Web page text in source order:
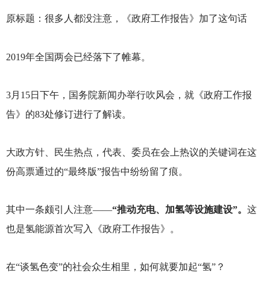
原标题：很多人都没注意，《政府工作报告》加了这句话
2019年全国两会已经落下了帷幕。
3月15日下午，国务院新闻办举行吹风会，就《政府工作报
告》的83处修订进行了解读。
大政方针、民生热点，代表、委员在会上热议的关键词在这
份高票通过的“最终版”报告中纷纷留了痕。
其中一条颇引人注意——“推动充电、 加氢等设施建设”。 这
也是氢能源首次写入《政府工作报告》。
在“谈氢色变”的社会众生相里，如何就要加起“氢”？